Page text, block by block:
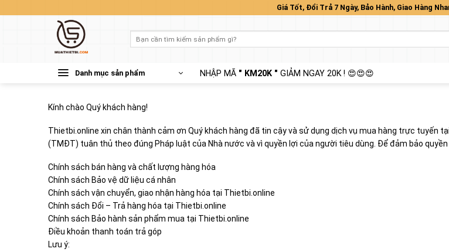
Giá Tốt, Đổi Trả 7 Ngày, Bảo Hành, Giao Hàng
kiếm:
Danh mục sản phẩm NHẬP MÃ " KM20K " GIẢM NGAY 20K ! 😍😍😍
Kính chào Quý khách hàng!
Thietbi.online xin chân thành cảm ơn Quý khách hàng đã tin cậy và sử dụng dịch vụ mua hàng trực
(TMĐT) tuân thủ theo đúng Pháp luật của Nhà nước và vì quyền lợi của người tiêu dùng. Để đảm bảo
Chính sách bán hàng và chất lượng hàng hóa
Chính sách Bảo vệ dữ liệu cá nhân
Chính sách vận chuyển, giao nhận hàng hóa tại Thietbi.online
Chính sách Đổi – Trả hàng hóa tại Thietbi.online
Chính sách Bảo hành sản phẩm mua tại Thietbi.online
Điều khoản thanh toán trả góp
Lưu ý: